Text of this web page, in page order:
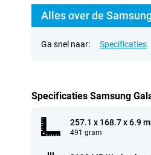
Alles over de
Ga snel naar: Specificaties
Specificaties Samsung
257.1 x 168.7 x 6.9
491 gram